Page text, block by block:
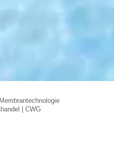
Membrantechnologie
| CWG